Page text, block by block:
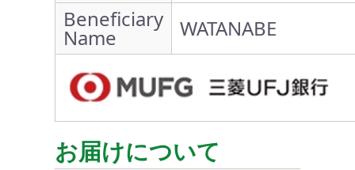
Beneficiary
Name WATANABE
お届けについて